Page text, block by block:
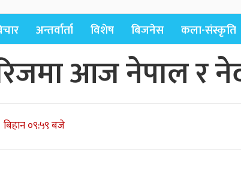
अन्तर्वार्ता विशेष बिजनेस कला-संस्कृति
आज नेपाल र
०९:५९ बजे